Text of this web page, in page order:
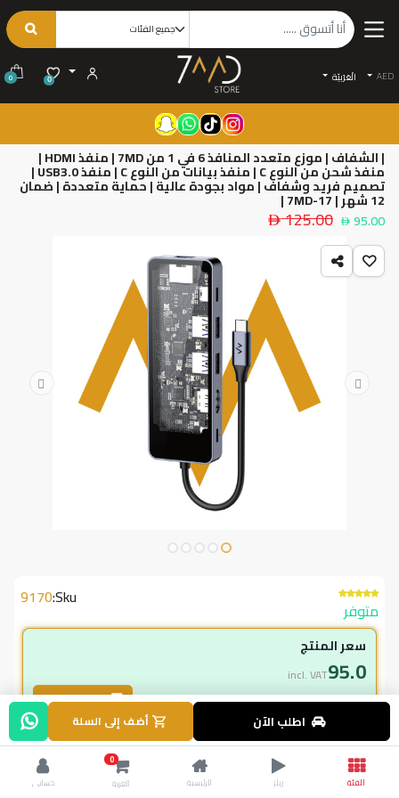
AED الْعَرَبيّة 0
0
| الشفاف | موزع متعدد المنافذ 6 في 1 من 7MD | منفذ HDMI |
منفذ شحن من النوع C | منفذ بيانات من النوع C | منفذ USB3.0 |
تصميم فريد وشفاف | مواد بجودة عالية | حماية متعددة | ضمان
12 شهر | 7MD-17 |
95.00
125.00
متوفر
Sku:
9170
سعر المنتج
95.0
incl. VAT
طلب بالجملة
لاعضاء ال vip
95.00
incl. VAT
اطلب الآن أضف إلى السلة
الفئة ريلز الرئيسية
0
العربة
حسابي